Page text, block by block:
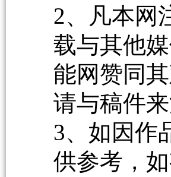
2、凡本网
载与其他
能网赞同
请与稿件
3、如因作
供参考，